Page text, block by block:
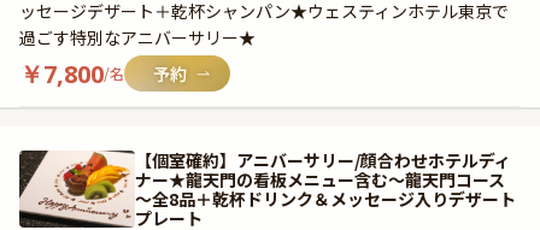
ッセージデザート＋乾杯シャンパン★ウェスティンホテル東京で
過ごす特別なアニバーサリー★
￥7,800/名
【個室確約】アニバーサリー/顔合わせホテルディ
ナー★龍天門の看板メニュー含む～龍天門コース
～全8品＋乾杯ドリンク＆メッセージ入りデザート
プレート